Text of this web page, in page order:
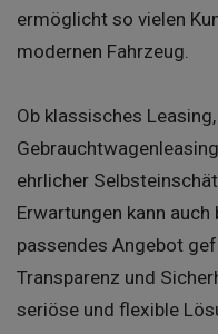
ermöglicht so vielen
modernen Fahrzeug.
Ob klassisches
ehrlicher
Erwartungen kann
passendes Angebot
Transparenz und
seriöse und flexible